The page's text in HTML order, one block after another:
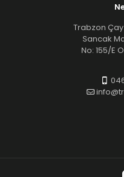
Trabzon Çay
Sancak
No: 155/E